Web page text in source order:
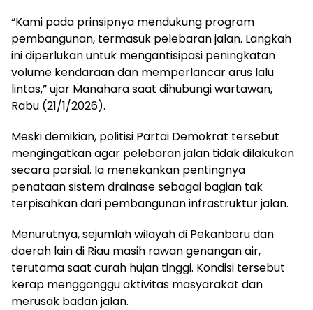
“Kami pada prinsipnya mendukung program
pembangunan, termasuk pelebaran jalan. Langkah
ini diperlukan untuk mengantisipasi peningkatan
volume kendaraan dan memperlancar arus lalu
lintas,” ujar Manahara saat dihubungi wartawan,
Rabu (21/1/2026).
Meski demikian, politisi Partai Demokrat tersebut
mengingatkan agar pelebaran jalan tidak dilakukan
secara parsial. Ia menekankan pentingnya
penataan sistem drainase sebagai bagian tak
terpisahkan dari pembangunan infrastruktur jalan.
Menurutnya, sejumlah wilayah di Pekanbaru dan
daerah lain di Riau masih rawan genangan air,
terutama saat curah hujan tinggi. Kondisi tersebut
kerap mengganggu aktivitas masyarakat dan
merusak badan jalan.